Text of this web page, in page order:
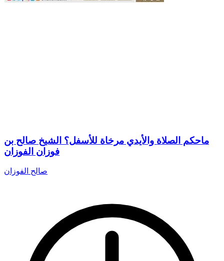
ماحكم الصلاة والأيدي مرخاة للأسفل؟ الشيخ صالح بن
فوزان الفوزان
صالح الفوزان